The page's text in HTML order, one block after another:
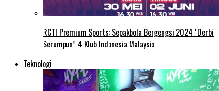
RCTI Premium Sports: Sepakbola Bergengsi 2024 “Derbi
Serumpun” 4 Klub Indonesia Malaysia
Teknologi